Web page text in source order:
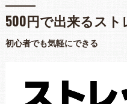
初心者でも気軽にできる
500円で出来るス